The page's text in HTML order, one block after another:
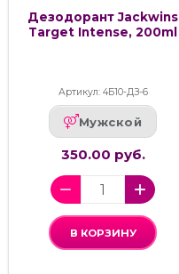
Дезодорант Jackwins
Target Intense, 200ml
Артикул: 4Б10-ДЗ-6
Мужской
350.00 руб.
В КОРЗИНУ